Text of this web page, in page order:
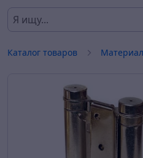
Каталог товаров